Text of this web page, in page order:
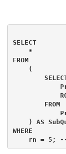
SELECT
    *
FROM
    (
        FROM
) AS
WHERE